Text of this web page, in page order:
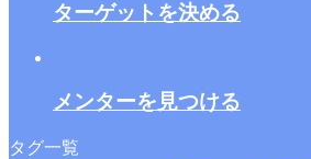
ターゲットを決める
メンターを見つける
タグ一覧